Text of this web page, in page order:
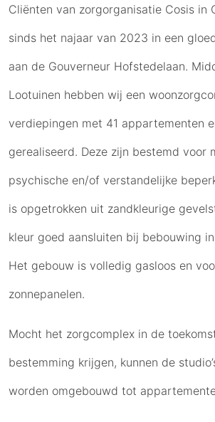
Cliënten van zorgorganisatie Cosis in
sinds het najaar van 2023 in een
aan de Gouverneur Hofstedelaan.
Lootuinen hebben wij een
verdiepingen met 41 appartementen
gerealiseerd. Deze zijn bestemd voor
psychische en/of verstandelijke
is opgetrokken uit zandkleurige
kleur goed aansluiten bij bebouwing
Het gebouw is volledig gasloos en
zonnepanelen.
Mocht het zorgcomplex in de
bestemming krijgen, kunnen de
worden omgebouwd tot